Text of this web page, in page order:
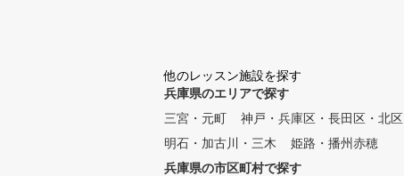
他のレッスン施設を探す
兵庫県のエリアで探す
三宮・元町
神戸・兵庫区・長田区・北区
明石・加古川・三木
姫路・播州赤穂
兵庫県の市区町村で探す